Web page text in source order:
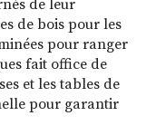
de leur
de bois pour les
pour ranger
fait office de
et les tables de
pour garantir